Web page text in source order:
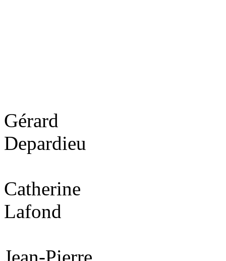
Gérard
Depardieu
Catherine
Lafond
Jean-Pierre